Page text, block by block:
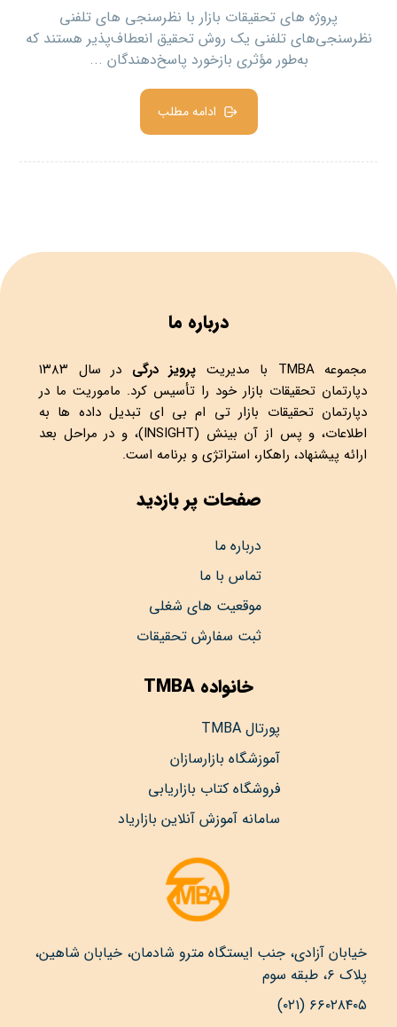
پروژه های تحقیقات بازار با نظرسنجی های تلفنی
نظرسنجی‌های تلفنی یک روش تحقیق انعطاف‌پذیر هستند که
به‌طور مؤثری بازخورد پاسخ‌دهندگان ...
ادامه مطلب
درباره ما
مجموعهTMBA با مدیریت پرویز درگی
در سال ۱۳۸۳
دپارتمان تحقیقات بازار خود را تأسیس کرد. ماموریت ما در
دپارتمان تحقیقات بازار تی ام بی ای تبدیل داده ها به
اطلاعات، و پس از آن بینش (INSIGHT)، و در مراحل بعد
ارائه پیشنهاد، راهکار، استراتژی و برنامه است.
صفحات پر بازدید
درباره ما
تماس با ما
موقعیت های شغلی
ثبت سفارش تحقیقات
خانواده TMBA
پورتال TMBA
آموزشگاه بازارسازان
فروشگاه کتاب بازاریابی
سامانه آموزش آنلاین بازاریاد
خیابان آزادی، جنب ایستگاه مترو شادمان، خیابان شاهین،
پلاک ۶، طبقه سوم
۶۶۰۲۸۴۰۵ (۰۲۱)